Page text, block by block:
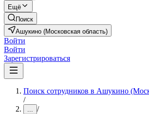
Ещё
Поиск
Ашукино (Московская область)
Войти
Войти
Зарегистрироваться
Поиск сотрудников в Ашукино
/
... /